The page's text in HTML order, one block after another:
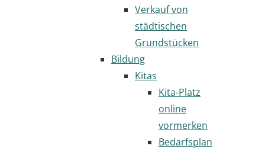
Verkauf von
städtischen
Grundstücken
Bildung
Kitas
Kita-Platz
online
vormerken
Bedarfsplan